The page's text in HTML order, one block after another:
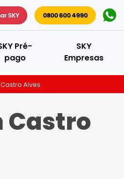
SKY 0800 600 4990
Pré-
pago
SKY
Empresas
Castro Alves
Castro